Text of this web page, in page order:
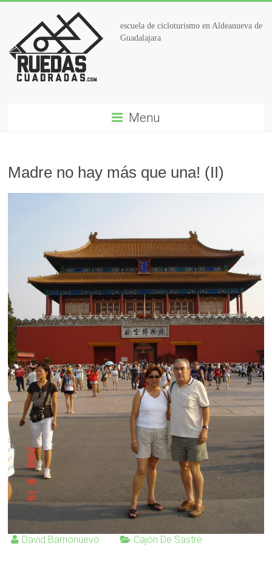
escuela de cicloturismo en Aldeanueva de
Guadalajara
Menu
Madre no hay más que una! (II)
David Barrionuevo Cajón De Sastre